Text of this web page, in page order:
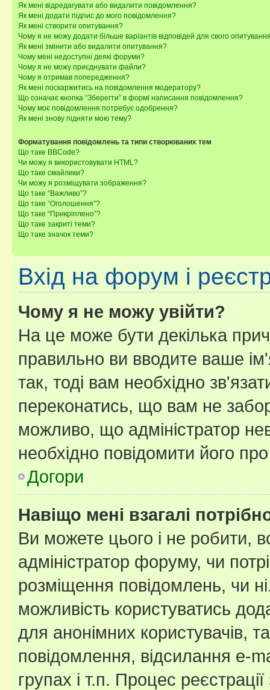
Як мені відредагувати або видалити повідомлення?
Як мені додати підпис до мого повідомлення?
Як мені створити опитування?
Чому я не можу додати більше варіантів відповідей для свого
Як мені змінити або видалити опитування?
Чому мені недоступні деякі форуми?
Чому я не можу приєднувати файли?
Чому я отримав попередження?
Як мені поскаржитись на повідомлення модератору?
Що означає кнопка “Зберегти” в формі написання повідомлення?
Чому моє повідомлення потребує одобрення?
Як мені знову підняти мою тему?
Форматування повідомлень та типи створюваних тем
Що таке BBCode?
Чи можу я використовувати HTML?
Що таке смайлики?
Чи можу я розміщувати зображення?
Що таке “Важливо”?
Що таке “Оголошення”?
Що таке “Прикріплено”?
Що таке закриті теми?
Що таке значок теми?
Вхід на форум і
Чому я не можу увійти?
На це може бути декілька
правильно ви вводите ваше
так, тоді вам необхідно
переконатись, що вам не
можливо, що адміністратор
необхідно повідомити його
Догори
Навіщо мені взагалі
Ви можете цього і не робити,
адміністратор форуму, чи
розміщення повідомлень, чи
можливість користуватись
для анонімних користувачів,
повідомлення, відсилання e-
групах і т.п. Процес